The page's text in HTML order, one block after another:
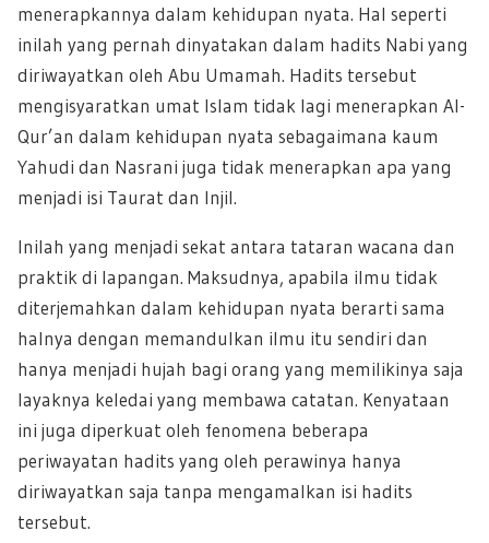
menerapkannya dalam kehidupan nyata. Hal seperti
inilah yang pernah dinyatakan dalam hadits Nabi yang
diriwayatkan oleh Abu Umamah. Hadits tersebut
mengisyaratkan umat Islam tidak lagi menerapkan Al-
Qur’an dalam kehidupan nyata sebagaimana kaum
Yahudi dan Nasrani juga tidak menerapkan apa yang
menjadi isi Taurat dan Injil.
Inilah yang menjadi sekat antara tataran wacana dan
praktik di lapangan. Maksudnya, apabila ilmu tidak
diterjemahkan dalam kehidupan nyata berarti sama
halnya dengan memandulkan ilmu itu sendiri dan
hanya menjadi hujah bagi orang yang memilikinya saja
layaknya keledai yang membawa catatan. Kenyataan
ini juga diperkuat oleh fenomena beberapa
periwayatan hadits yang oleh perawinya hanya
diriwayatkan saja tanpa mengamalkan isi hadits
tersebut.